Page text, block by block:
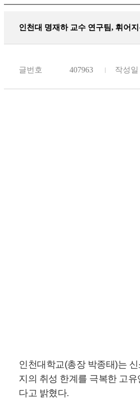
인천대 명재하 교수 연구팀, 휘어
글번호 407963 작성일
인천대학교(총장 박종태)는
지의 취성 한계를 극복한 고
다고 밝혔다.